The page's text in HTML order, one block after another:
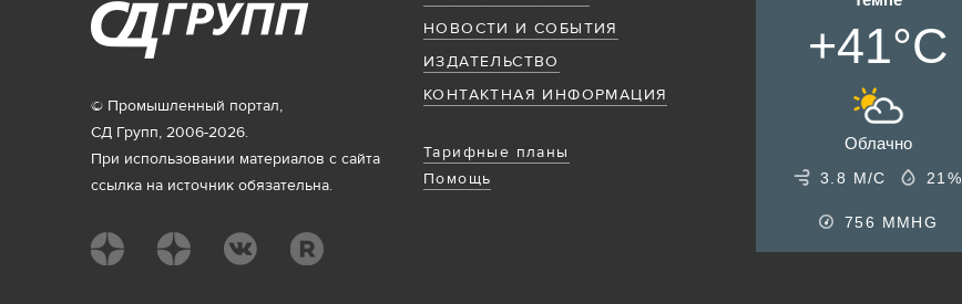
НОВОСТИ И СОБЫТИЯ
ИЗДАТЕЛЬСТВО
КОНТАКТНАЯ ИНФОРМАЦИЯ
Тарифные планы
Помощь
© Промышленный портал,
СД Групп, 2006-2026.
При использовании материалов с сайта
ссылка на источник обязательна.
+41°C
Облачно
3.8 М/С 21%
756 MMHG